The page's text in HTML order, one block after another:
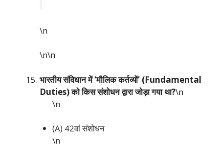
\n
\n\n
भारतीय संविधान में ‘मौलिक कर्तव्यों’ (Fundamental
Duties) को किस संशोधन द्वारा जोड़ा गया था?\n
\n
(A) 42वां संशोधन
\n